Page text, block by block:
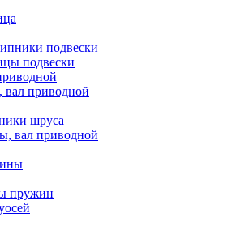
подвески
подвески
приводной
шруса
вал приводной
пружин